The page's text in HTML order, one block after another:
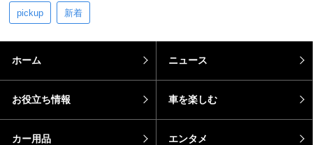
pickup 新着
ホーム ニュース
お役立ち情報 車を楽しむ
カー用品 エンタメ